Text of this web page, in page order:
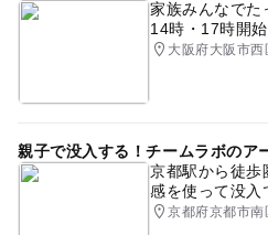
家族みんなでた
14時・17時開始
大阪府大阪市西
親子で没入する！チームラボのア
京都駅から徒歩
感を使って没入
京都府京都市南